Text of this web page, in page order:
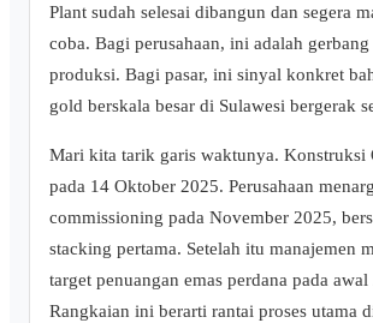
Plant sudah selesai dibangun dan segera
coba. Bagi perusahaan, ini adalah
produksi. Bagi pasar, ini sinyal konkret
gold berskala besar di Sulawesi bergerak
Mari kita tarik garis waktunya. Konstruksi
pada 14 Oktober 2025. Perusahaan
commissioning pada November 2025,
stacking pertama. Setelah itu manajemen
target penuangan emas perdana pada
Rangkaian ini berarti rantai proses utama